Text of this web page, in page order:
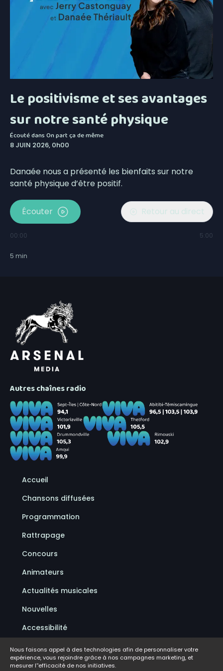
Le positivisme et ses avantages
sur notre santé physique
Écouté dansOn part ça de même
8 JUIN 2026, 0h00
Danaée nous a présenté les bienfaits sur notre
santé physique d’être positif.
Écouter Retour au direct
00:00 5:00
5 min
Autres chaînes radio
Accueil
Chansons diffusées
Programmation
Rattrapage
Concours
Animateurs
Actualités musicales
Nouvelles
Accessibilité
Politique de confidentialité
Conditions d'utilisation
Nous faisons appel à des technologies afin de personnaliser votre
expérience, vous rejoindre grâce à nos campagnes marketing, et
mesurer l''efficacité de nos initiatives.